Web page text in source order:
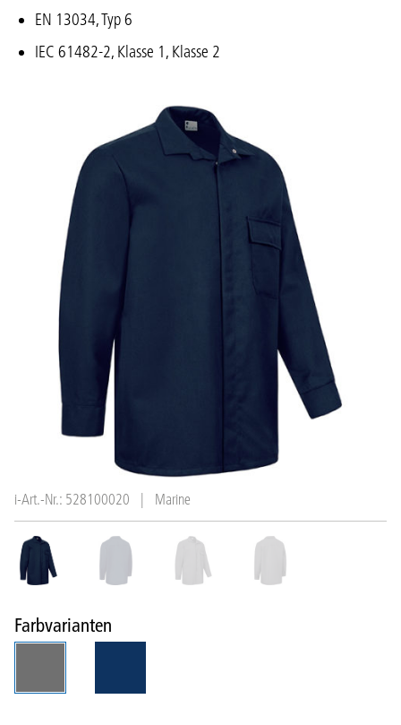
i-Art.-Nr.: 528100020 Marine
Farbvarianten
EN 13034, Typ 6
IEC 61482-2, Klasse 1, Klasse 2